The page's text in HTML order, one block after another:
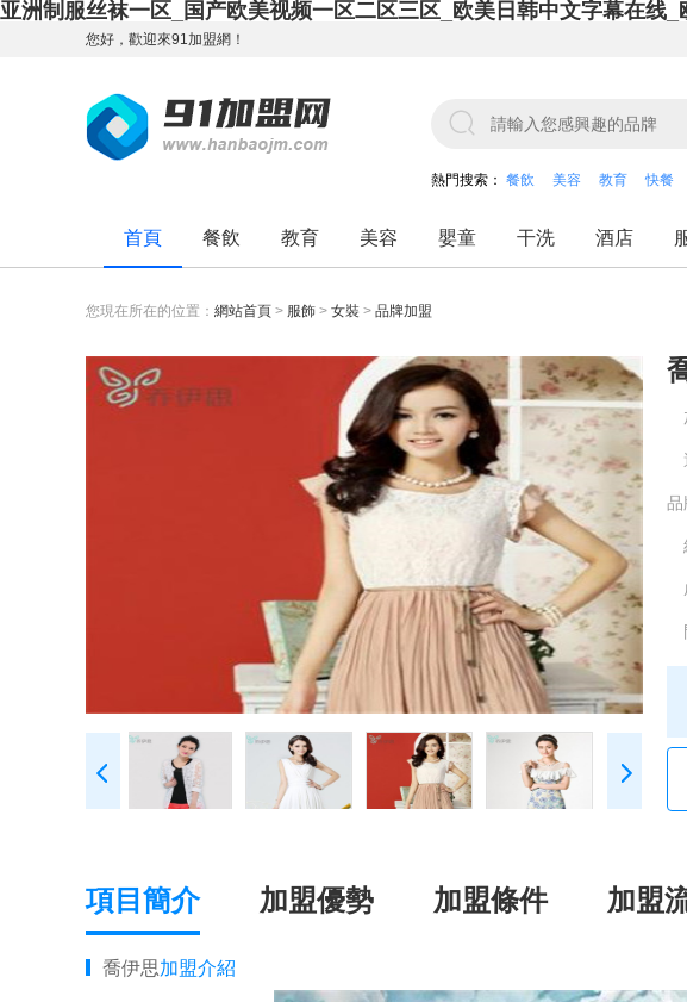
亚洲制服丝袜一区_国产欧美视频一区二区三区_欧美日韩中文字幕在线
您好，歡迎來91加盟網！
熱門搜索： 餐飲 美容 教育 快餐
首頁 餐飲 教育 美容 嬰童 干洗 酒店
您現在所在的位置： 網站首頁 > 服飾 > 女裝 > 品牌加盟
品
項目簡介 加盟優勢 加盟條件 加盟
喬伊思加盟介紹